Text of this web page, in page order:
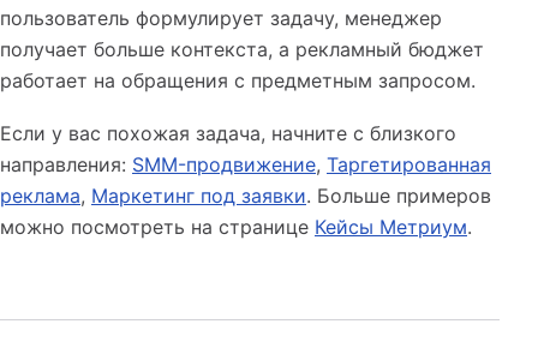
пользователь формулирует задачу, менеджер
получает больше контекста, а рекламный бюджет
работает на обращения с предметным запросом.
Если у вас похожая задача, начните с близкого
направления: SMM-продвижение, Таргетированная
реклама, Маркетинг под заявки. Больше примеров
можно посмотреть на странице Кейсы Метриум.